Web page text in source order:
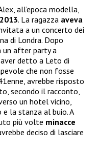
all’epoca modella,
2013. La ragazza aveva
a un concerto dei
di Londra. Dopo
un after party a
detto a Leto di
che non fosse
avrebbe risposto
secondo il racconto,
un hotel vicino,
la stanza al buio. A
più volte minacce
deciso di lasciare